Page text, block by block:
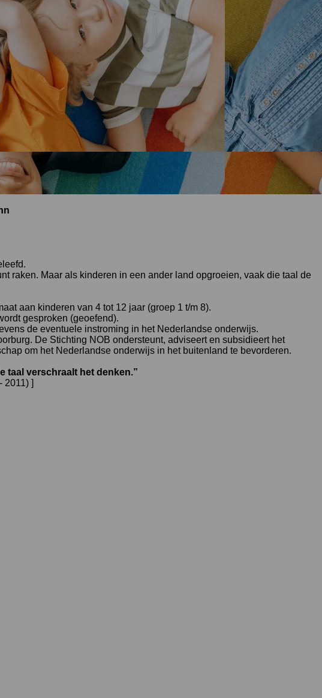
raken. Maar als kinderen in een ander land opgroeien, vaak die taal de
aan kinderen van 4 tot 12 jaar (groep 1 t/m 8).
gesproken (geoefend).
de eventuele instroming in het Nederlandse onderwijs.
De Stichting NOB ondersteunt, adviseert en subsidieert het
om het Nederlandse onderwijs in het buitenland te bevorderen.
taal verschraalt het denken.”
2011) ]